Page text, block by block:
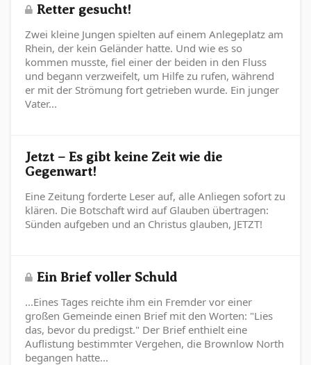
Retter gesucht!
Zwei kleine Jungen spielten auf einem Anlegeplatz am
Rhein, der kein Geländer hatte. Und wie es so
kommen musste, fiel einer der beiden in den Fluss
und begann verzweifelt, um Hilfe zu rufen, während
er mit der Strömung fort getrieben wurde. Ein junger
Vater...
Jetzt – Es gibt keine Zeit wie die
Gegenwart!
Eine Zeitung forderte Leser auf, alle Anliegen sofort zu
klären. Die Botschaft wird auf Glauben übertragen:
Sünden aufgeben und an Christus glauben, JETZT!
Ein Brief voller Schuld
...Eines Tages reichte ihm ein Fremder vor einer
großen Gemeinde einen Brief mit den Worten: "Lies
das, bevor du predigst." Der Brief enthielt eine
Auflistung bestimmter Vergehen, die Brownlow North
begangen hatte...